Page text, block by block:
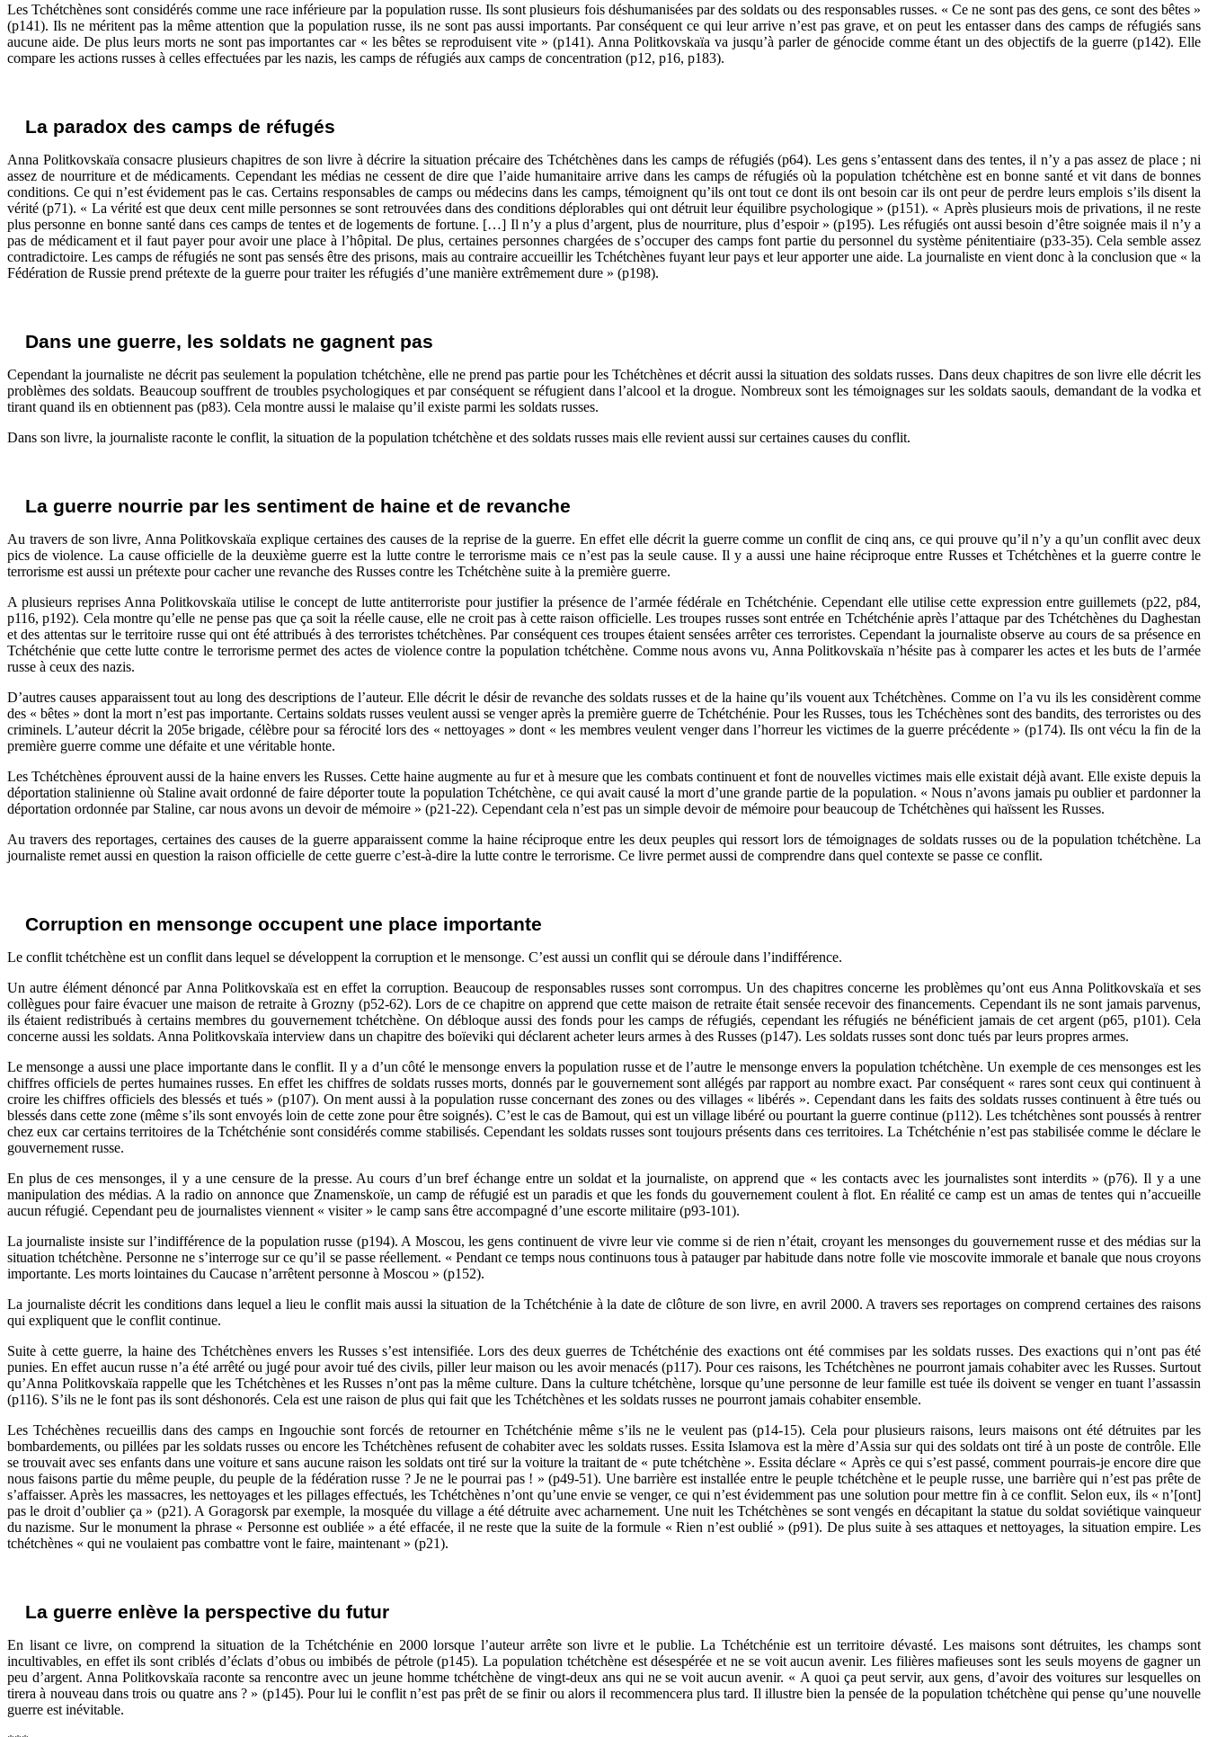
Les Tchétchènes sont considérés comme une race inférieure par la population russe. Ils sont plusieurs fois déshumanisées par des soldats ou des responsables russes. « Ce ne sont pas des gens, ce sont des bêtes »
(p141). Ils ne méritent pas la même attention que la population russe, ils ne sont pas aussi importants. Par conséquent ce qui leur arrive n’est pas grave, et on peut les entasser dans des camps de réfugiés sans
aucune aide. De plus leurs morts ne sont pas importantes car « les bêtes se reproduisent vite » (p141). Anna Politkovskaïa va jusqu’à parler de génocide comme étant un des objectifs de la guerre (p142). Elle
compare les actions russes à celles effectuées par les nazis, les camps de réfugiés aux camps de concentration (p12, p16, p183).
La paradox des camps de réfugés
Anna Politkovskaïa consacre plusieurs chapitres de son livre à décrire la situation précaire des Tchétchènes dans les camps de réfugiés (p64). Les gens s’entassent dans des tentes, il n’y a pas assez de place ; ni
assez de nourriture et de médicaments. Cependant les médias ne cessent de dire que l’aide humanitaire arrive dans les camps de réfugiés où la population tchétchène est en bonne santé et vit dans de bonnes
conditions. Ce qui n’est évidement pas le cas. Certains responsables de camps ou médecins dans les camps, témoignent qu’ils ont tout ce dont ils ont besoin car ils ont peur de perdre leurs emplois s’ils disent la
vérité (p71). « La vérité est que deux cent mille personnes se sont retrouvées dans des conditions déplorables qui ont détruit leur équilibre psychologique » (p151). « Après plusieurs mois de privations, il ne reste
plus personne en bonne santé dans ces camps de tentes et de logements de fortune. […] Il n’y a plus d’argent, plus de nourriture, plus d’espoir » (p195). Les réfugiés ont aussi besoin d’être soignée mais il n’y a
pas de médicament et il faut payer pour avoir une place à l’hôpital. De plus, certaines personnes chargées de s’occuper des camps font partie du personnel du système pénitentiaire (p33-35). Cela semble assez
contradictoire. Les camps de réfugiés ne sont pas sensés être des prisons, mais au contraire accueillir les Tchétchènes fuyant leur pays et leur apporter une aide. La journaliste en vient donc à la conclusion que « la
Fédération de Russie prend prétexte de la guerre pour traiter les réfugiés d’une manière extrêmement dure » (p198).
Dans une guerre, les soldats ne gagnent pas
Cependant la journaliste ne décrit pas seulement la population tchétchène, elle ne prend pas partie pour les Tchétchènes et décrit aussi la situation des soldats russes. Dans deux chapitres de son livre elle décrit les
problèmes des soldats. Beaucoup souffrent de troubles psychologiques et par conséquent se réfugient dans l’alcool et la drogue. Nombreux sont les témoignages sur les soldats saouls, demandant de la vodka et
tirant quand ils en obtiennent pas (p83). Cela montre aussi le malaise qu’il existe parmi les soldats russes.
Dans son livre, la journaliste raconte le conflit, la situation de la population tchétchène et des soldats russes mais elle revient aussi sur certaines causes du conflit.
La guerre nourrie par les sentiment de haine et de revanche
Au travers de son livre, Anna Politkovskaïa explique certaines des causes de la reprise de la guerre. En effet elle décrit la guerre comme un conflit de cinq ans, ce qui prouve qu’il n’y a qu’un conflit avec deux
pics de violence. La cause officielle de la deuxième guerre est la lutte contre le terrorisme mais ce n’est pas la seule cause. Il y a aussi une haine réciproque entre Russes et Tchétchènes et la guerre contre le
terrorisme est aussi un prétexte pour cacher une revanche des Russes contre les Tchétchène suite à la première guerre.
A plusieurs reprises Anna Politkovskaïa utilise le concept de lutte antiterroriste pour justifier la présence de l’armée fédérale en Tchétchénie. Cependant elle utilise cette expression entre guillemets (p22, p84,
p116, p192). Cela montre qu’elle ne pense pas que ça soit la réelle cause, elle ne croit pas à cette raison officielle. Les troupes russes sont entrée en Tchétchénie après l’attaque par des Tchétchènes du Daghestan
et des attentas sur le territoire russe qui ont été attribués à des terroristes tchétchènes. Par conséquent ces troupes étaient sensées arrêter ces terroristes. Cependant la journaliste observe au cours de sa présence en
Tchétchénie que cette lutte contre le terrorisme permet des actes de violence contre la population tchétchène. Comme nous avons vu, Anna Politkovskaïa n’hésite pas à comparer les actes et les buts de l’armée
russe à ceux des nazis.
D’autres causes apparaissent tout au long des descriptions de l’auteur. Elle décrit le désir de revanche des soldats russes et de la haine qu’ils vouent aux Tchétchènes. Comme on l’a vu ils les considèrent comme
des « bêtes » dont la mort n’est pas importante. Certains soldats russes veulent aussi se venger après la première guerre de Tchétchénie. Pour les Russes, tous les Tchéchènes sont des bandits, des terroristes ou des
criminels. L’auteur décrit la 205e brigade, célèbre pour sa férocité lors des « nettoyages » dont « les membres veulent venger dans l’horreur les victimes de la guerre précédente » (p174). Ils ont vécu la fin de la
première guerre comme une défaite et une véritable honte.
Les Tchétchènes éprouvent aussi de la haine envers les Russes. Cette haine augmente au fur et à mesure que les combats continuent et font de nouvelles victimes mais elle existait déjà avant. Elle existe depuis la
déportation stalinienne où Staline avait ordonné de faire déporter toute la population Tchétchène, ce qui avait causé la mort d’une grande partie de la population. « Nous n’avons jamais pu oublier et pardonner la
déportation ordonnée par Staline, car nous avons un devoir de mémoire » (p21-22). Cependant cela n’est pas un simple devoir de mémoire pour beaucoup de Tchétchènes qui haïssent les Russes.
Au travers des reportages, certaines des causes de la guerre apparaissent comme la haine réciproque entre les deux peuples qui ressort lors de témoignages de soldats russes ou de la population tchétchène. La
journaliste remet aussi en question la raison officielle de cette guerre c’est-à-dire la lutte contre le terrorisme. Ce livre permet aussi de comprendre dans quel contexte se passe ce conflit.
Corruption en mensonge occupent une place importante
Le conflit tchétchène est un conflit dans lequel se développent la corruption et le mensonge. C’est aussi un conflit qui se déroule dans l’indifférence.
Un autre élément dénoncé par Anna Politkovskaïa est en effet la corruption. Beaucoup de responsables russes sont corrompus. Un des chapitres concerne les problèmes qu’ont eus Anna Politkovskaïa et ses
collègues pour faire évacuer une maison de retraite à Grozny (p52-62). Lors de ce chapitre on apprend que cette maison de retraite était sensée recevoir des financements. Cependant ils ne sont jamais parvenus,
ils étaient redistribués à certains membres du gouvernement tchétchène. On débloque aussi des fonds pour les camps de réfugiés, cependant les réfugiés ne bénéficient jamais de cet argent (p65, p101). Cela
concerne aussi les soldats. Anna Politkovskaïa interview dans un chapitre des boïeviki qui déclarent acheter leurs armes à des Russes (p147). Les soldats russes sont donc tués par leurs propres armes.
Le mensonge a aussi une place importante dans le conflit. Il y a d’un côté le mensonge envers la population russe et de l’autre le mensonge envers la population tchétchène. Un exemple de ces mensonges est les
chiffres officiels de pertes humaines russes. En effet les chiffres de soldats russes morts, donnés par le gouvernement sont allégés par rapport au nombre exact. Par conséquent « rares sont ceux qui continuent à
croire les chiffres officiels des blessés et tués » (p107). On ment aussi à la population russe concernant des zones ou des villages « libérés ». Cependant dans les faits des soldats russes continuent à être tués ou
blessés dans cette zone (même s’ils sont envoyés loin de cette zone pour être soignés). C’est le cas de Bamout, qui est un village libéré ou pourtant la guerre continue (p112). Les tchétchènes sont poussés à rentrer
chez eux car certains territoires de la Tchétchénie sont considérés comme stabilisés. Cependant les soldats russes sont toujours présents dans ces territoires. La Tchétchénie n’est pas stabilisée comme le déclare le
gouvernement russe.
En plus de ces mensonges, il y a une censure de la presse. Au cours d’un bref échange entre un soldat et la journaliste, on apprend que « les contacts avec les journalistes sont interdits » (p76). Il y a une
manipulation des médias. A la radio on annonce que Znamenskoïe, un camp de réfugié est un paradis et que les fonds du gouvernement coulent à flot. En réalité ce camp est un amas de tentes qui n’accueille
aucun réfugié. Cependant peu de journalistes viennent « visiter » le camp sans être accompagné d’une escorte militaire (p93-101).
La journaliste insiste sur l’indifférence de la population russe (p194). A Moscou, les gens continuent de vivre leur vie comme si de rien n’était, croyant les mensonges du gouvernement russe et des médias sur la
situation tchétchène. Personne ne s’interroge sur ce qu’il se passe réellement. « Pendant ce temps nous continuons tous à patauger par habitude dans notre folle vie moscovite immorale et banale que nous croyons
importante. Les morts lointaines du Caucase n’arrêtent personne à Moscou » (p152).
La journaliste décrit les conditions dans lequel a lieu le conflit mais aussi la situation de la Tchétchénie à la date de clôture de son livre, en avril 2000. A travers ses reportages on comprend certaines des raisons
qui expliquent que le conflit continue.
Suite à cette guerre, la haine des Tchétchènes envers les Russes s’est intensifiée. Lors des deux guerres de Tchétchénie des exactions ont été commises par les soldats russes. Des exactions qui n’ont pas été
punies. En effet aucun russe n’a été arrêté ou jugé pour avoir tué des civils, piller leur maison ou les avoir menacés (p117). Pour ces raisons, les Tchétchènes ne pourront jamais cohabiter avec les Russes. Surtout
qu’Anna Politkovskaïa rappelle que les Tchétchènes et les Russes n’ont pas la même culture. Dans la culture tchétchène, lorsque qu’une personne de leur famille est tuée ils doivent se venger en tuant l’assassin
(p116). S’ils ne le font pas ils sont déshonorés. Cela est une raison de plus qui fait que les Tchétchènes et les soldats russes ne pourront jamais cohabiter ensemble.
Les Tchéchènes recueillis dans des camps en Ingouchie sont forcés de retourner en Tchétchénie même s’ils ne le veulent pas (p14-15). Cela pour plusieurs raisons, leurs maisons ont été détruites par les
bombardements, ou pillées par les soldats russes ou encore les Tchétchènes refusent de cohabiter avec les soldats russes. Essita Islamova est la mère d’Assia sur qui des soldats ont tiré à un poste de contrôle. Elle
se trouvait avec ses enfants dans une voiture et sans aucune raison les soldats ont tiré sur la voiture la traitant de « pute tchétchène ». Essita déclare « Après ce qui s’est passé, comment pourrais-je encore dire que
nous faisons partie du même peuple, du peuple de la fédération russe ? Je ne le pourrai pas ! » (p49-51). Une barrière est installée entre le peuple tchétchène et le peuple russe, une barrière qui n’est pas prête de
s’affaisser. Après les massacres, les nettoyages et les pillages effectués, les Tchétchènes n’ont qu’une envie se venger, ce qui n’est évidemment pas une solution pour mettre fin à ce conflit. Selon eux, ils « n’[ont]
pas le droit d’oublier ça » (p21). A Goragorsk par exemple, la mosquée du village a été détruite avec acharnement. Une nuit les Tchétchènes se sont vengés en décapitant la statue du soldat soviétique vainqueur
du nazisme. Sur le monument la phrase « Personne est oubliée » a été effacée, il ne reste que la suite de la formule « Rien n’est oublié » (p91). De plus suite à ses attaques et nettoyages, la situation empire. Les
tchétchènes « qui ne voulaient pas combattre vont le faire, maintenant » (p21).
La guerre enlève la perspective du futur
En lisant ce livre, on comprend la situation de la Tchétchénie en 2000 lorsque l’auteur arrête son livre et le publie. La Tchétchénie est un territoire dévasté. Les maisons sont détruites, les champs sont
incultivables, en effet ils sont criblés d’éclats d’obus ou imbibés de pétrole (p145). La population tchétchène est désespérée et ne se voit aucun avenir. Les filières mafieuses sont les seuls moyens de gagner un
peu d’argent. Anna Politkovskaïa raconte sa rencontre avec un jeune homme tchétchène de vingt-deux ans qui ne se voit aucun avenir. « A quoi ça peut servir, aux gens, d’avoir des voitures sur lesquelles on
tirera à nouveau dans trois ou quatre ans ? » (p145). Pour lui le conflit n’est pas prêt de se finir ou alors il recommencera plus tard. Il illustre bien la pensée de la population tchétchène qui pense qu’une nouvelle
guerre est inévitable.